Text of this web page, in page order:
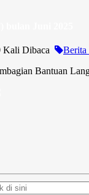
Kali Dibaca
Bantuan